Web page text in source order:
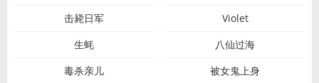
击毙日军
Violet
生蚝
八仙过海
毒杀亲儿
被女鬼上身